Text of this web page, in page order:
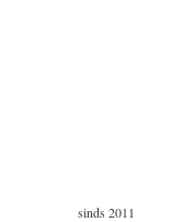
sinds 2011